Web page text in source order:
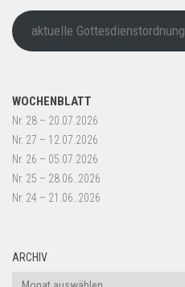
aktuelle Gottesdienstordnung
WOCHENBLATT
Nr. 28 – 20.07.2026
Nr. 27 – 12.07.2026
Nr. 26 – 05.07.2026
Nr. 25 – 28.06..2026
Nr. 24 – 21.06..2026
ARCHIV
Archiv